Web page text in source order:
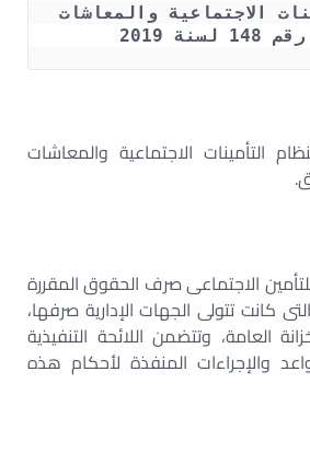
2019
التأمينات الاجتماعية والمعاشات
الاجتماعى صرف الحقوق المقررة
كانت تتولى الجهات الإدارية صرفها،
العامة، وتتضمن اللائحة التنفيذية
والإجراءات المنفذة لأحكام هذه